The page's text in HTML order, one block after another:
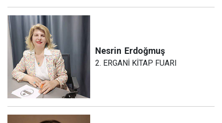
Nesrin Erdoğmuş
2. ERGANİ KİTAP FUARI